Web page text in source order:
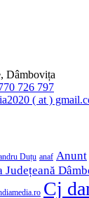
Dâmbovița
726 797Opens
in
( at )
Duțu anaf Anunt
Județeană
Cj